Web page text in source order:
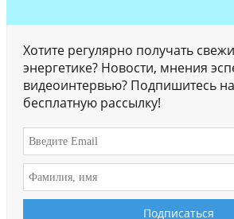
Хотите регулярно получать
энергетике? Новости, мнения
видеоинтервью? Подпишитесь
бесплатную рассылку!